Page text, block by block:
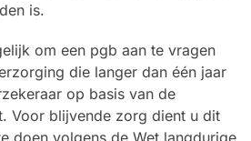
is.
om een pgb aan te vragen
die langer dan één jaar
op basis van de
Voor blijvende zorg dient u dit
doen volgens de Wet langdurige